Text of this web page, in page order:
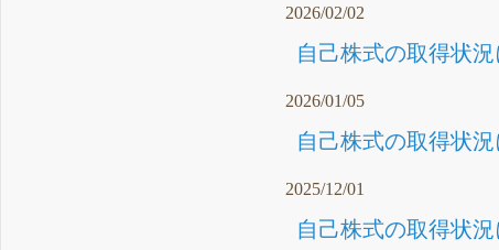
2026/02/02
自己株式の取得状況
2026/01/05
自己株式の取得状況
2025/12/01
自己株式の取得状況